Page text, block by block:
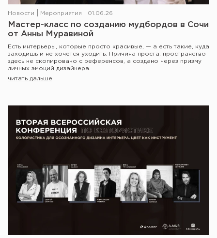
Новости Мероприятия 01.06.26
Мастер-класс по созданию мудбордов в Сочи
от Анны Муравиной
Есть интерьеры, которые просто красивые, — а есть такие, куда
заходишь и не хочется уходить. Причина проста: пространство
здесь не скопировано с референсов, а создано через призму
личных эмоций дизайнера.
читать дальше